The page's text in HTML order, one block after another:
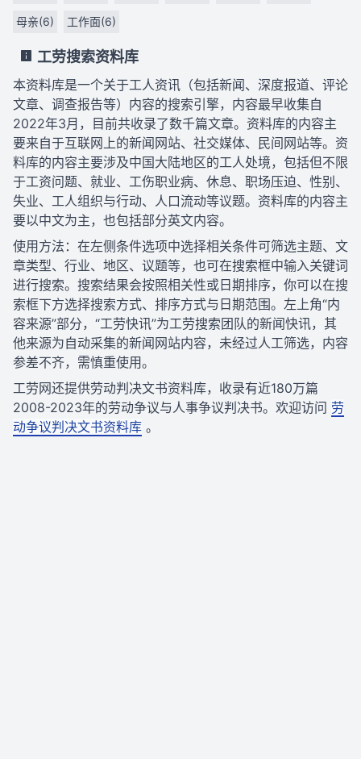
母亲(6) 工作面(6)
工劳搜索资料库
本资料库是一个关于工人资讯（包括新闻、深度报道、评论
文章、调查报告等）内容的搜索引擎，内容最早收集自
2022年3月，目前共收录了数千篇文章。资料库的内容主
要来自于互联网上的新闻网站、社交媒体、民间网站等。资
料库的内容主要涉及中国大陆地区的工人处境，包括但不限
于工资问题、就业、工伤职业病、休息、职场压迫、性别、
失业、工人组织与行动、人口流动等议题。资料库的内容主
要以中文为主，也包括部分英文内容。
使用方法：在左侧条件选项中选择相关条件可筛选主题、文
章类型、行业、地区、议题等，也可在搜索框中输入关键词
进行搜索。搜索结果会按照相关性或日期排序，你可以在搜
索框下方选择搜索方式、排序方式与日期范围。左上角“内
容来源”部分，“工劳快讯”为工劳搜索团队的新闻快讯，其
他来源为自动采集的新闻网站内容，未经过人工筛选，内容
参差不齐，需慎重使用。
工劳网还提供劳动判决文书资料库，收录有近180万篇
2008-2023年的劳动争议与人事争议判决书。欢迎访问 劳
动争议判决文书资料库 。